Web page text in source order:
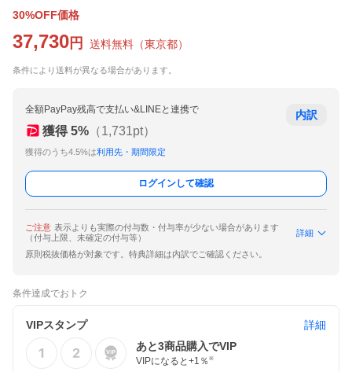
30%OFF価格
37,730 円 送料無料 （東京都）
条件により送料が異なる場合があります。
全額PayPay残高で支払い&LINEと連携で
獲得 5% （1,731pt）
獲得のうち4.5%は利用先・期間限定
内訳
ログインして確認
ご注意 表示よりも実際の付与数・付与率が少ない場合があります
（付与上限、未確定の付与等）
詳細
原則税抜価格が対象です。特典詳細は内訳でご確認ください。
条件達成でおトク
VIPスタンプ
詳細
あと3商品購入でVIP
VIPになると+1 ％ ※